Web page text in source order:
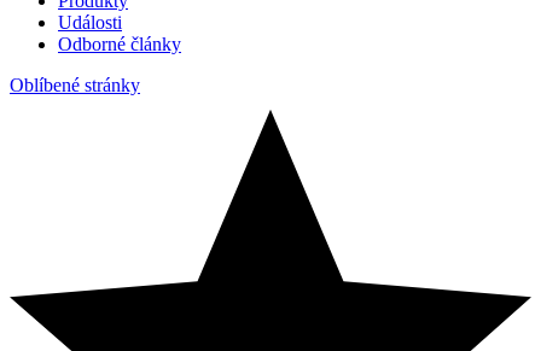
Události
Odborné články
Oblíbené stránky